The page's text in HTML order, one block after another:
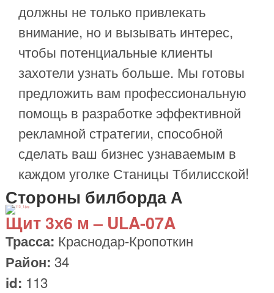
должны не только привлекать
внимание, но и вызывать интерес,
чтобы потенциальные клиенты
захотели узнать больше. Мы готовы
предложить вам профессиональную
помощь в разработке эффективной
рекламной стратегии, способной
сделать ваш бизнес узнаваемым в
каждом уголке Станицы Тбилисской!
Стороны билборда А
Щит 3х6 м – ULA-07A
Трасса: Краснодар-Кропоткин
Район: 34
id: 113